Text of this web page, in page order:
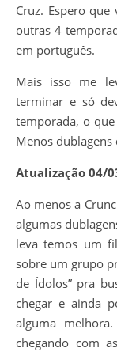
Cruz. Espero
outras 4
em português.
Mais isso me
terminar e só
temporada, o
Menos dublagens
Atualização 04/
Ao menos a
algumas
leva temos um
sobre um grupo
de Ídolos” pra
chegar e ainda
alguma
chegando com